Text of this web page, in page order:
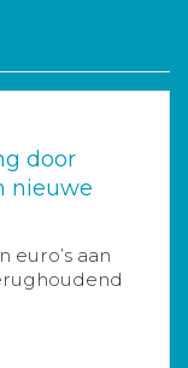
door
nieuwe
aan